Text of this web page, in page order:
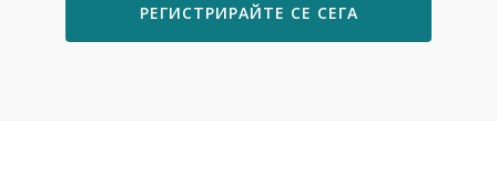
РЕГИСТРИРАЙТЕ СЕ СЕГА